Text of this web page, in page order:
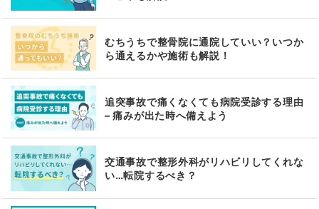
むちうちで整骨院に通院していい？いつか
ら通えるかや施術も解説！
追突事故で痛くなくても病院受診する理由
– 痛みが出た時へ備えよう
交通事故で整形外科がリハビリしてくれな
い…転院するべき？